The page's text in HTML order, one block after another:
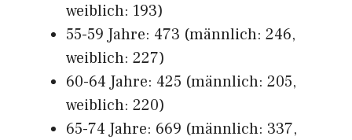
weiblich: 193)
55-59 Jahre: 473 (männlich: 246,
weiblich: 227)
60-64 Jahre: 425 (männlich: 205,
weiblich: 220)
65-74 Jahre: 669 (männlich: 337,